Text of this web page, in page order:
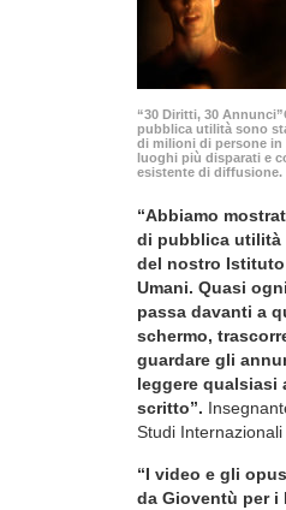
“30 Diritti, 30
pubblica utilità sono
di milioni di persone in
luoghi più disparati e
esistente di diffusione.
“Abbiamo
di pubblica utilità
del nostro
Umani. Quasi
passa davanti a
schermo,
guardare gli
leggere qualsiasi
scritto”.
Studi Internazionali
“I video e gli
da Gioventù per i